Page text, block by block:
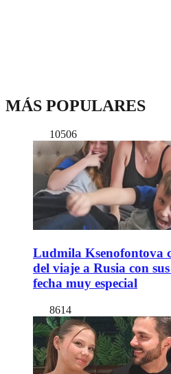
MÁS POPULARES
10506
Ludmila Ksenofontova
del viaje a Rusia con
fecha muy especial
8614